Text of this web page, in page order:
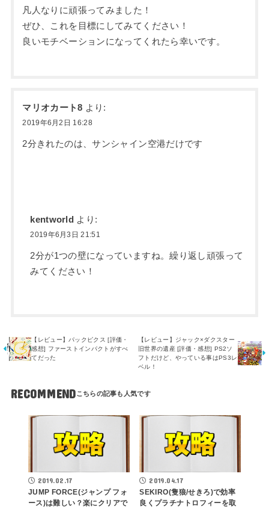
凡人なりに頑張ってみました！
ぜひ、これを目標にしてみてください！
良いモチベーションになってくれたら幸いです。
マリオカート8 より:
2019年6月2日 16:28
2分きれたのは、サンシャイン空港だけです
kentworld より:
2019年6月3日 21:51
2分が1つの壁になっていますね。繰り返し頑張って
みてください！
【レビュー】パックピクス [評価・
感想] ファーストインパクトがすべ
てだった
【レビュー】ジャック×ダクスター
旧世界の遺産 [評価・感想] PS2ソ
フトだけど、やっている事はPS3レ
ベル！
RECOMMEND
2019.02.17
JUMP FORCE(ジャンプ フォ
ース)は難しい？楽にクリアで
2019.04.17
SEKIRO(隻狼/せきろ)で効率
良くプラチナトロフィーを取